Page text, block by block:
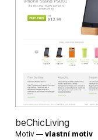
beChicLiving
Motiv —vlastní motiv